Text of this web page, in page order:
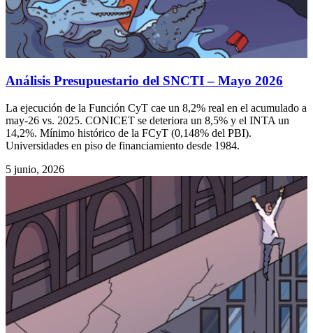
Análisis Presupuestario del SNCTI – Mayo 2026
La ejecución de la Función CyT cae un 8,2% real en el acumulado a
may-26 vs. 2025. CONICET se deteriora un 8,5% y el INTA un
14,2%. Mínimo histórico de la FCyT (0,148% del PBI).
Universidades en piso de financiamiento desde 1984.
5 junio, 2026